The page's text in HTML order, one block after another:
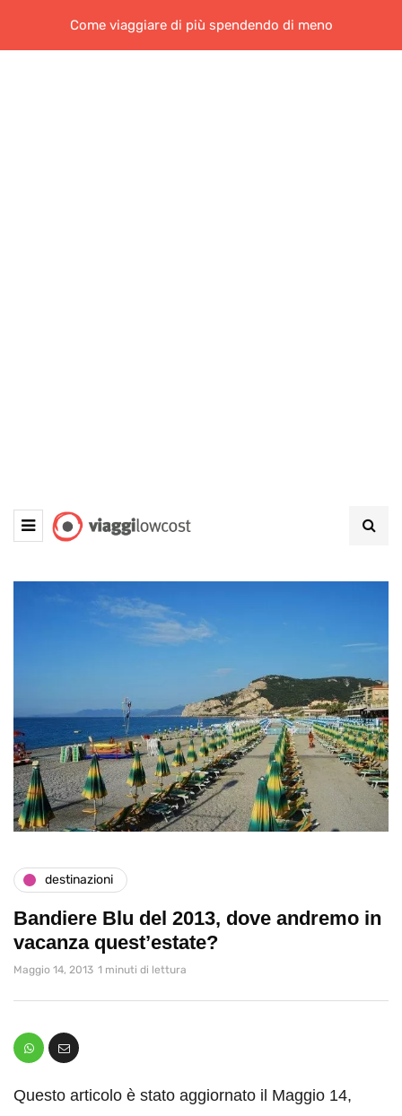
Come viaggiare di più spendendo di meno
destinazioni
Bandiere Blu del 2013, dove andremo in
vacanza quest’estate?
Maggio 14, 2013 1 minuti di lettura
Questo articolo è stato aggiornato il Maggio 14,